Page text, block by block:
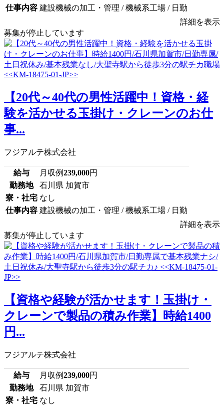
仕事内容 建設機械の加工・管理 / 機械系工場 / 日勤
詳細を表示
募集が停止しています
【20代～40代の男性活躍中！資格・経
験を活かせる玉掛け・クレーンのお仕
事...
フジアルテ株式会社
給与 月収例239,000円
勤務地
石川県 加賀市
寮・社宅 なし
仕事内容 建設機械の加工・管理 / 機械系工場 / 日勤
詳細を表示
募集が停止しています
【資格や経験が活かせます！玉掛け・
クレーンで製品の積み作業】時給1400
円...
フジアルテ株式会社
給与 月収例239,000円
勤務地
石川県 加賀市
寮・社宅 なし